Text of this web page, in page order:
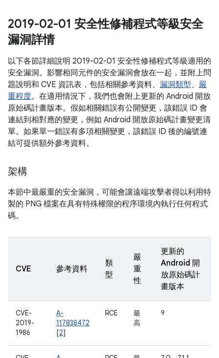
2019-02-01 安全性修補程式等級安全
漏洞詳情
以下各節詳細說明 2019-02-01 安全性修補程式等級適用的
安全漏洞。影響相同元件的安全漏洞會放在一起，並附上問
題說明和 CVE 資訊表，包括相關參考資料、 漏洞類型、 嚴
重程度。在適用情況下，我們也會附上更新的 Android 開放
原始碼計畫版本。假如相關錯誤有公開變更，該錯誤 ID 會
連結到相對應的變更，例如 Android 開放原始碼計畫變更清
單。如果單一錯誤有多項相關變更，該錯誤 ID 後的編號連
結可提供額外參考資料。
架構
本節中最嚴重的安全漏洞，可能會讓遠端攻擊者得以利用特
製的 PNG 檔案在具有特殊權限的程序環境內執行任何程式
碼。
CVE 參考資料
類
型
嚴
重
性
更新的
Android 開
放原始碼計
畫版本
CVE-
2019-
1986
A-
117838472
[2]
RCE
最
高
9